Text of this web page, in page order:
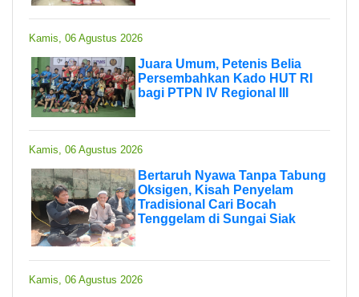
Kamis, 06 Agustus 2026
Juara Umum, Petenis Belia
Persembahkan Kado HUT RI
bagi PTPN IV Regional III
Kamis, 06 Agustus 2026
Bertaruh Nyawa Tanpa Tabung
Oksigen, Kisah Penyelam
Tradisional Cari Bocah
Tenggelam di Sungai Siak
Kamis, 06 Agustus 2026